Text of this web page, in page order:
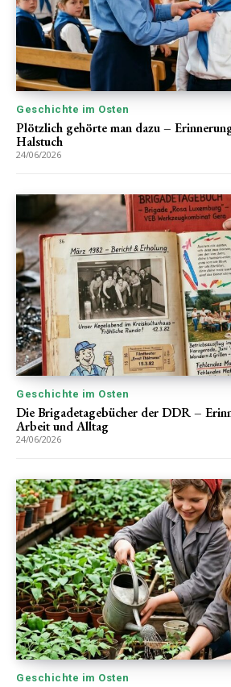
Geschichte im Osten
Plötzlich gehörte man dazu –
Halstuch
24/06/2026
Geschichte im Osten
Die Brigadetagebücher der DDR –
Arbeit und Alltag
24/06/2026
Geschichte im Osten